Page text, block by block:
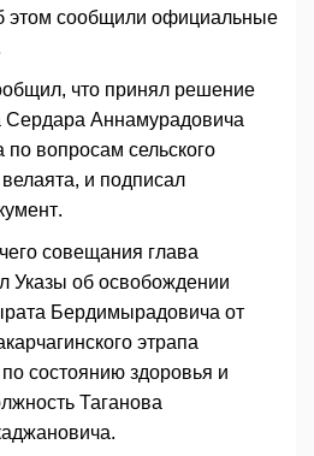
этом сообщили официальные
что принял решение
Сердара Аннамурадовича
по вопросам сельского
и подписал
совещания глава
Указы об освобождении
Бердимырадовича от
этрапа
состоянию здоровья и
Таганова